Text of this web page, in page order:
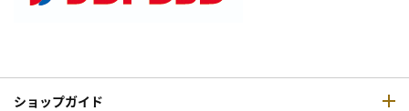
ショップガイド